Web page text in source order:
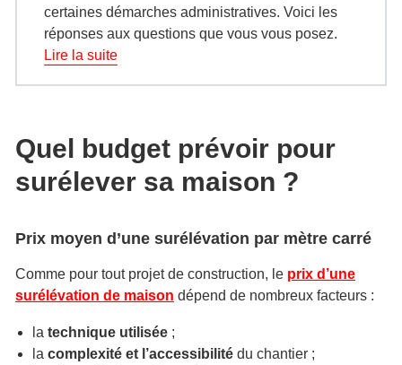
certaines démarches administratives. Voici les
réponses aux questions que vous vous posez.
Lire la suite
Quel budget prévoir pour
surélever sa maison ?
Prix moyen d’une surélévation par mètre carré
Comme pour tout projet de construction, le prix d’une
surélévation de maison dépend de nombreux facteurs :
latechnique utilisée ;
​lacomplexité et l’accessibilité du chantier ;